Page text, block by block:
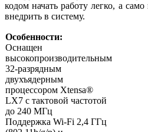
кодом начать работу легко, а
внедрить в систему.
Особенности:
Оснащен
высокопроизводительным
32-разрядным
двухъядерным
процессором Xtensa®
LX7 с тактовой частотой
до 240 МГц
Поддержка Wi-Fi 2,4 ГГц